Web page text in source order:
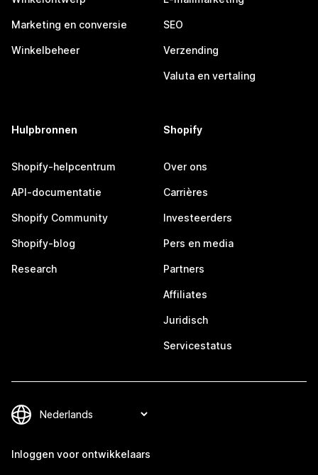
Marketing en conversie
Winkelbeheer
SEO
Verzending
Valuta en vertaling
Hulpbronnen
Shopify-helpcentrum
API-documentatie
Shopify Community
Shopify-blog
Research
Shopify
Over ons
Carrières
Investeerders
Pers en media
Partners
Affiliates
Juridisch
Servicestatus
Inloggen voor ontwikkelaars